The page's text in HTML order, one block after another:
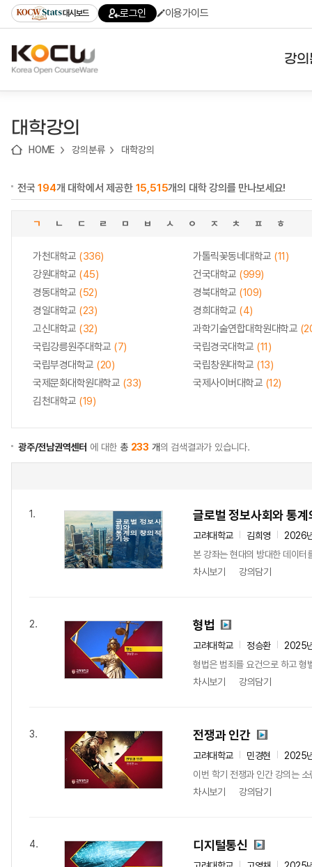
기
기
기
content)
가
대시보드 로그인 이용가이드
강
대학강의
HOME 강의분류 대학강의
전국194개 대학에서 제공한 15,515개의 대학 강의를 만나보세요!
ㄱ ㄴ ㄷ ㄹ ㅁ ㅂ ㅅ ㅇ ㅈ ㅊ ㅍ ㅎ
가천대학교 (336) 가톨릭꽃동네대학교 (11)
강원대학교 (45) 건국대학교 (999)
경동대학교 (52) 경북대학교 (109)
경일대학교 (23) 경희대학교 (4)
고신대학교 (32) 과학기술연합대학원대학교
국립강릉원주대학교 (7) 국립경국대학교 (11)
국립부경대학교 (20) 국립창원대학교 (13)
국제문화대학원대학교 (33) 국제사이버대학교 (12)
김천대학교 (19)
광주/전남권역센터 에 대한 총 233 개의 검색결과가 있습니다.
1. 글로벌 정보사회와 통
고려대학교 김희영
2026
본 강좌는 현대의 방대한 데이터
차시보기
강의담기
2. 형법
고려대학교 정승환
2025
형법은 범죄를 요건으로 하고 형
차시보기
강의담기
3. 전쟁과 인간
고려대학교 민경현
2025
이번 학기 전쟁과 인간 강의는
차시보기
강의담기
4. 디지털통신